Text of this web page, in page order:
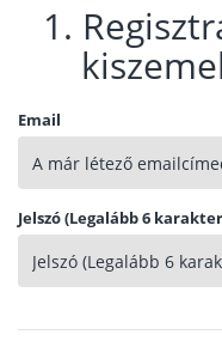
1.
Email
Jelszó (Legalább 6